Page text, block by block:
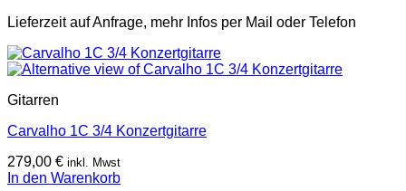
Lieferzeit auf Anfrage, mehr Infos per Mail oder Telefon
Gitarren
Carvalho 1C 3/4 Konzertgitarre
279,00 € inkl. Mwst
In den Warenkorb